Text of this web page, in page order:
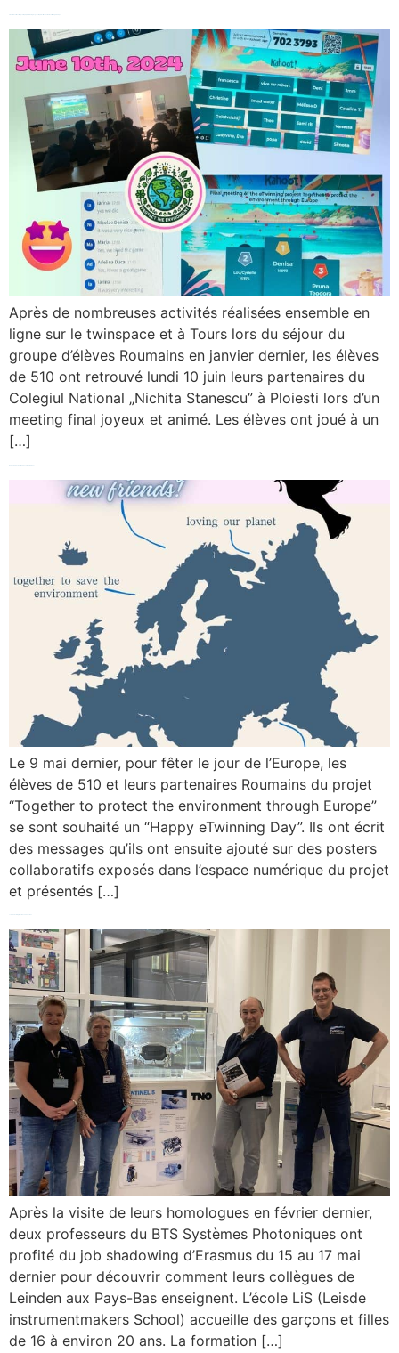
Après de nombreuses activités réalisées ensemble en
ligne sur le twinspace et à Tours lors du séjour du
groupe d’élèves Roumains en janvier dernier, les élèves
de 510 ont retrouvé lundi 10 juin leurs partenaires du
Colegiul National „Nichita Stanescu” à Ploiesti lors d’un
meeting final joyeux et animé. Les élèves ont joué à un
[…]
Le 9 mai dernier, pour fêter le jour de l’Europe, les
élèves de 510 et leurs partenaires Roumains du projet
“Together to protect the environment through Europe”
se sont souhaité un “Happy eTwinning Day”. Ils ont écrit
des messages qu’ils ont ensuite ajouté sur des posters
collaboratifs exposés dans l’espace numérique du projet
et présentés […]
Après la visite de leurs homologues en février dernier,
deux professeurs du BTS Systèmes Photoniques ont
profité du job shadowing d’Erasmus du 15 au 17 mai
dernier pour découvrir comment leurs collègues de
Leinden aux Pays-Bas enseignent. L’école LiS (Leisde
instrumentmakers School) accueille des garçons et filles
de 16 à environ 20 ans. La formation […]